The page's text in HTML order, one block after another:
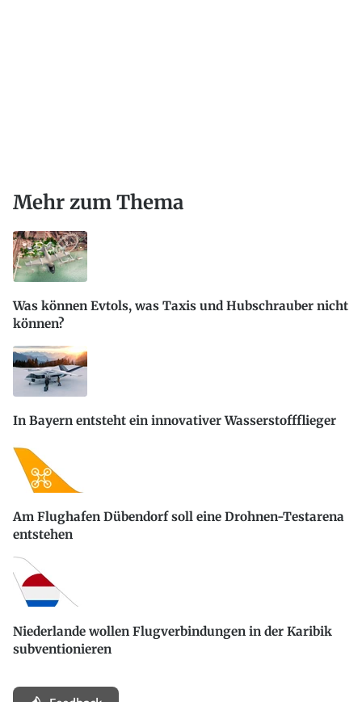
Mehr zum Thema
Was können Evtols, was Taxis und Hubschrauber nicht
können?
In Bayern entsteht ein innovativer Wasserstoffflieger
Am Flughafen Dübendorf soll eine Drohnen-Testarena
entstehen
Niederlande wollen Flugverbindungen in der Karibik
subventionieren